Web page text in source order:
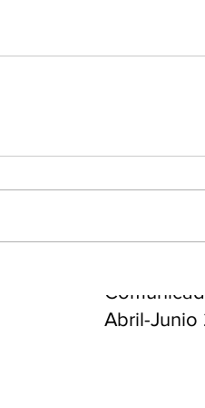
en
Abril-Junio